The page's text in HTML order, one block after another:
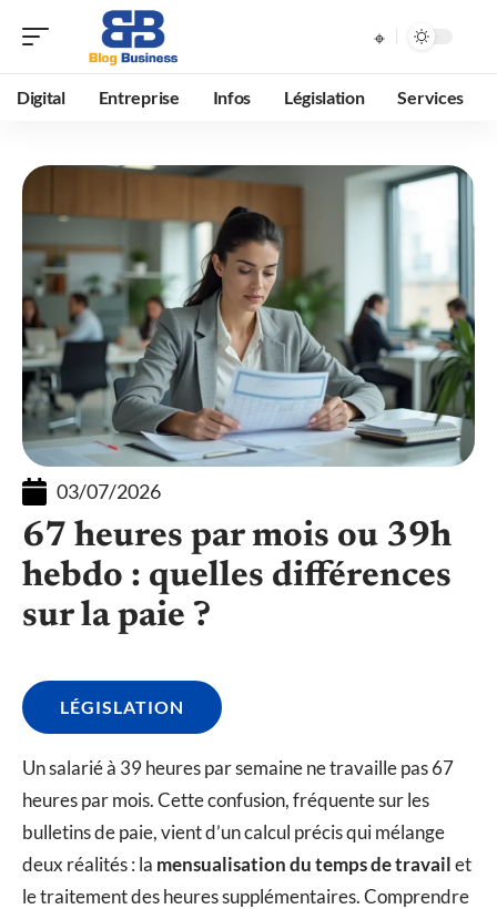
Digital Entreprise Infos Législation Services
03/07/2026
67 heures par mois ou 39h
hebdo : quelles différences
sur la paie ?
LÉGISLATION
Un salarié à 39 heures par semaine ne travaille pas 67
heures par mois. Cette confusion, fréquente sur les
bulletins de paie, vient d’un calcul précis qui mélange
deux réalités : la mensualisation du temps de travailet
le traitement des heures supplémentaires. Comprendre